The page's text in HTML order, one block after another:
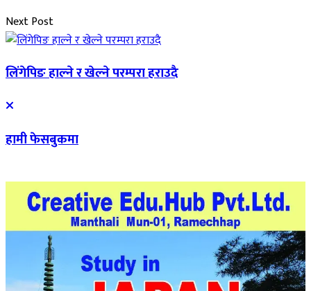
Next Post
लिंगेपिङ हाल्ने र खेल्ने परम्परा हराउदै
हामी फेसबुकमा